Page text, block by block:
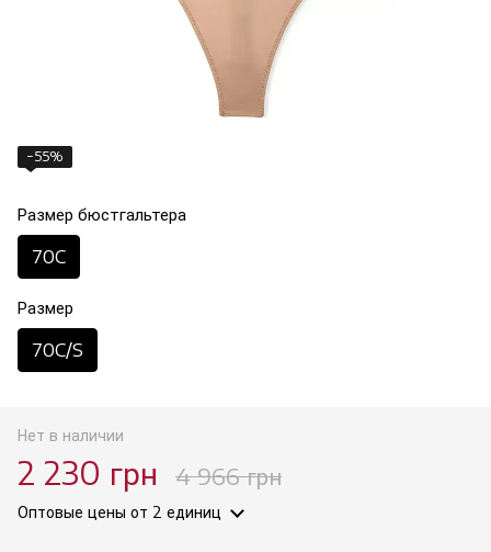
−55%
Размер бюстгальтера
70C
Размер
70C/S
Нет в наличии
2 230 грн 4 966 грн
Оптовые цены от 2 единиц